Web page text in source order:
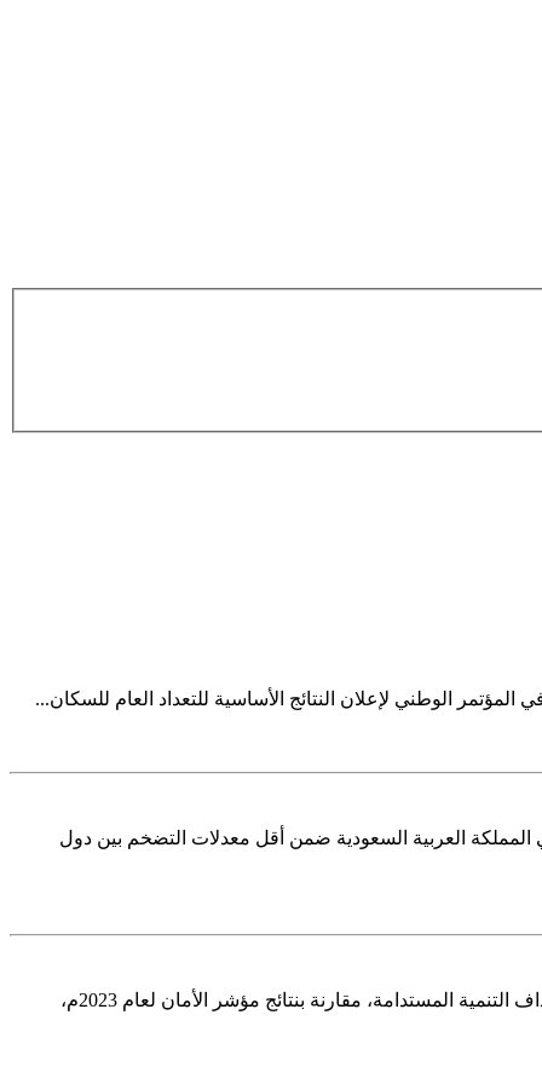
الوطني لإعلان النتائج الأساسية للتعداد العام للسكان...
من العام الماضي. ويُعد معدل التضخم في المملكة العربية السعودية ضمن أقل معدلات التضخم بين دول
احتلت المملكة العربية السعودية المرتبة الأولى بين دول مجموعة العشرين حسب بيانات الدول في قاعدة بيانات الأمم المتحدة لمؤشرات أهداف التنمية المستدامة، مقارنة بنتائج مؤشر الأمان لعام 2023م،